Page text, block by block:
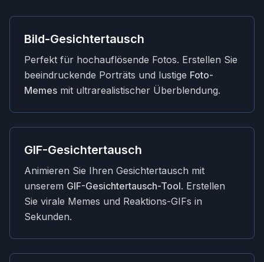
Bild-Gesichtertausch
Perfekt für hochauflösende Fotos. Erstellen Sie
beeindruckende Porträts und lustige Foto-
Memes mit ultrarealistischer Überblendung.
GIF-Gesichtertausch
Animieren Sie Ihren Gesichtertausch mit
unserem GIF-Gesichtertausch-Tool. Erstellen
Sie virale Memes und Reaktions-GIFs in
Sekunden.